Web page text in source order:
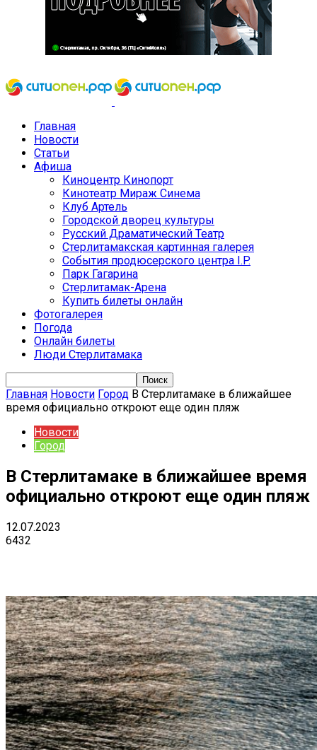
Главная
Новости
Статьи
Афиша
Киноцентр Кинопорт
Кинотеатр Мираж Синема
Клуб Артель
Городской дворец культуры
Русский Драматический Театр
Стерлитамакская картинная галерея
События продюсерского центра I.P.
Парк Гагарина
Стерлитамак-Арена
Купить билеты онлайн
Фотогалерея
Погода
Онлайн билеты
Люди Стерлитамака
Главная Новости Город В Стерлитамаке в ближайшее
время официально откроют еще один пляж
Новости
Город
В Стерлитамаке в ближайшее время
официально откроют еще один пляж
12.07.2023
6432